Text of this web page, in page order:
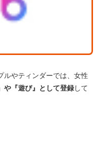
ルやティンダーでは、女性
や『遊び』として登録して